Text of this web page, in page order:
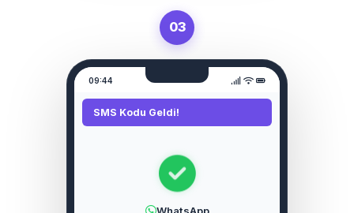
03
09:44
SMS Kodu Geldi!
WhatsApp